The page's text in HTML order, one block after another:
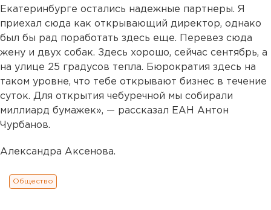
Екатеринбурге остались надежные партнеры. Я
приехал сюда как открывающий директор, однако
был бы рад поработать здесь еще. Перевез сюда
жену и двух собак. Здесь хорошо, сейчас сентябрь, а
на улице 25 градусов тепла. Бюрократия здесь на
таком уровне, что тебе открывают бизнес в течение
суток. Для открытия чебуречной мы собирали
миллиард бумажек», — рассказал ЕАН Антон
Чурбанов.
Александра Аксенова.
Общество